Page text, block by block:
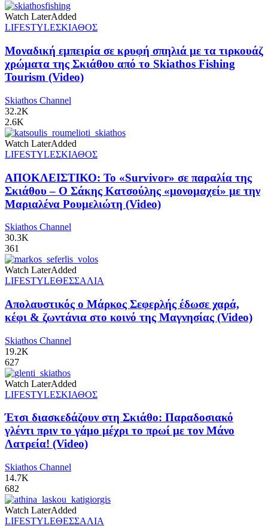
Watch LaterAdded
LIFESTYLEΣΚΙΑΘΟΣ
Μοναδική εμπειρία σε κρυφή σπηλιά με τα τιρκουάζ
χρώματα της Σκιάθου από το Skiathos Fishing
Tourism (Video)
Skiathos Channel
32.2K
2.6K
Watch LaterAdded
LIFESTYLEΣΚΙΑΘΟΣ
ΑΠΟΚΛΕΙΣΤΙΚΟ: Το «Survivor» σε παραλία της
Σκιάθου – Ο Σάκης Κατσούλης «μονομαχεί» με την
Μαριαλένα Ρουμελιώτη (Video)
Skiathos Channel
30.3K
361
Watch LaterAdded
LIFESTYLEΘΕΣΣΑΛΙΑ
Απολαυστικός ο Μάρκος Σεφερλής έδωσε χαρά,
κέφι & ζωντάνια στο κοινό της Μαγνησίας (Video)
Skiathos Channel
19.2K
627
Watch LaterAdded
LIFESTYLEΣΚΙΑΘΟΣ
Έτσι διασκεδάζουν στη Σκιάθο: Παραδοσιακό
γλέντι πριν το γάμο μέχρι το πρωί με τον Μάνο
Λατρεία! (Video)
Skiathos Channel
14.7K
682
Watch LaterAdded
LIFESTYLEΘΕΣΣΑΛΙΑ